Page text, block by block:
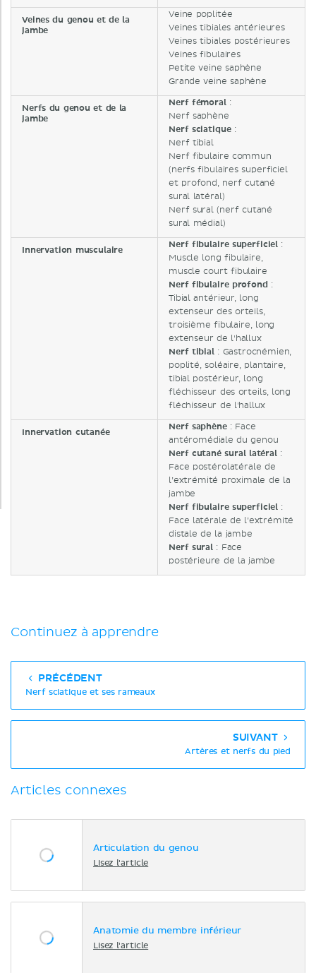
Veines du genou et de la
jambe
Veine poplitée
Veines tibiales antérieures
Veines tibiales postérieures
Veines fibulaires
Petite veine saphène
Grande veine saphène
Nerfs du genou et de la
jambe
Nerf fémoral:
Nerf saphène
Nerf sciatique:
Nerf tibial
Nerf fibulaire commun
(nerfs fibulaires superficiel
et profond, nerf cutané
sural latéral)
Nerf sural (nerf cutané
sural médial)
Innervation musculaire
Nerf fibulaire superficiel :
Muscle long fibulaire,
muscle court fibulaire
Nerf fibulaire profond :
Tibial antérieur, long
extenseur des orteils,
troisième fibulaire, long
extenseur de l'hallux
Nerf tibial: Gastrocnémien,
poplité, soléaire, plantaire,
tibial postérieur, long
fléchisseur des orteils, long
fléchisseur de l'hallux
Innervation cutanée
Nerf saphène: Face
antéromédiale du genou
Nerf cutané sural latéral :
Face postérolatérale de
l’extrémité proximale de la
jambe
Nerf fibulaire superficiel :
Face latérale de l’extrémité
distale de la jambe
Nerf sural : Face
postérieure de la jambe
Continuez à apprendre
PRÉCÉDENT
Nerf sciatique et ses rameaux
SUIVANT
Artères et nerfs du pied
Articles connexes
Articulation du genou
Lisez l'article
Anatomie du membre inférieur
Lisez l'article